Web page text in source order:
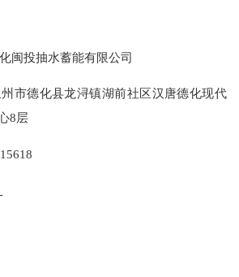
闽投抽水蓄能有限公司
市德化县龙浔镇湖前社区汉唐德化现代
8层